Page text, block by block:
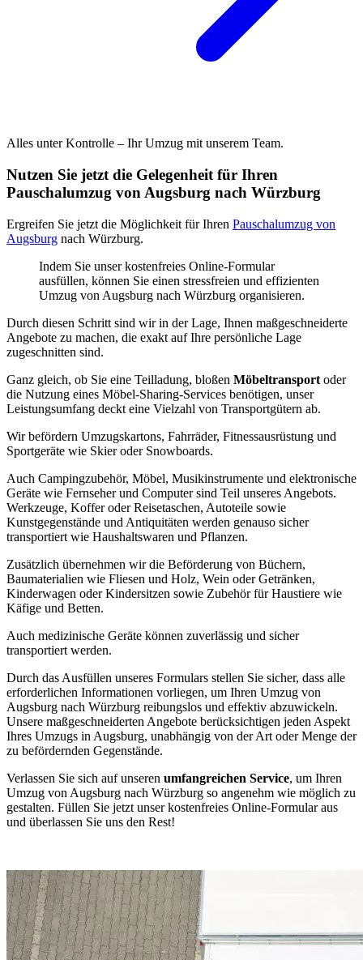
Alles unter Kontrolle – Ihr Umzug mit unserem Team.
Nutzen Sie jetzt die Gelegenheit für Ihren
Pauschalumzug von Augsburg nach Würzburg
Ergreifen Sie jetzt die Möglichkeit für Ihren Pauschalumzug von
Augsburg nach Würzburg.
Indem Sie unser kostenfreies Online-Formular
ausfüllen, können Sie einen stressfreien und effizienten
Umzug von Augsburg nach Würzburg organisieren.
Durch diesen Schritt sind wir in der Lage, Ihnen maßgeschneiderte
Angebote zu machen, die exakt auf Ihre persönliche Lage
zugeschnitten sind.
Ganz gleich, ob Sie eine Teilladung, bloßen Möbeltransport oder
die Nutzung eines Möbel-Sharing-Services benötigen, unser
Leistungsumfang deckt eine Vielzahl von Transportgütern ab.
Wir befördern Umzugskartons, Fahrräder, Fitnessausrüstung und
Sportgeräte wie Skier oder Snowboards.
Auch Campingzubehör, Möbel, Musikinstrumente und elektronische
Geräte wie Fernseher und Computer sind Teil unseres Angebots.
Werkzeuge, Koffer oder Reisetaschen, Autoteile sowie
Kunstgegenstände und Antiquitäten werden genauso sicher
transportiert wie Haushaltswaren und Pflanzen.
Zusätzlich übernehmen wir die Beförderung von Büchern,
Baumaterialien wie Fliesen und Holz, Wein oder Getränken,
Kinderwagen oder Kindersitzen sowie Zubehör für Haustiere wie
Käfige und Betten.
Auch medizinische Geräte können zuverlässig und sicher
transportiert werden.
Durch das Ausfüllen unseres Formulars stellen Sie sicher, dass alle
erforderlichen Informationen vorliegen, um Ihren Umzug von
Augsburg nach Würzburg reibungslos und effektiv abzuwickeln.
Unsere maßgeschneiderten Angebote berücksichtigen jeden Aspekt
Ihres Umzugs in Augsburg, unabhängig von der Art oder Menge der
zu befördernden Gegenstände.
Verlassen Sie sich auf unseren umfangreichen Service, um Ihren
Umzug von Augsburg nach Würzburg so angenehm wie möglich zu
gestalten. Füllen Sie jetzt unser kostenfreies Online-Formular aus
und überlassen Sie uns den Rest!